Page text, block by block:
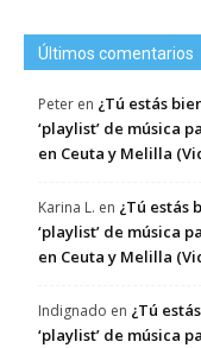
Últimos comentarios
Peter en ¿Tú estás
‘playlist’ de música
en Ceuta y Melilla
Karina L. en ¿Tú estás
‘playlist’ de música
en Ceuta y Melilla
Indignado en ¿Tú
‘playlist’ de música